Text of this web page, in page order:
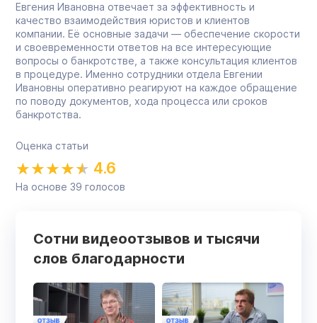
Евгения Ивановна отвечает за эффективность и
качество взаимодействия юристов и клиентов
компании. Её основные задачи — обеспечение скорости
и своевременности ответов на все интересующие
вопросы о банкротстве, а также консультация клиентов
в процедуре. Именно сотрудники отдела Евгении
Ивановны оперативно реагируют на каждое обращение
по поводу документов, хода процесса или сроков
банкротства.
Оценка статьи
4.6
На основе 39 голосов
Сотни видеоотзывов и тысячи
слов благодарности